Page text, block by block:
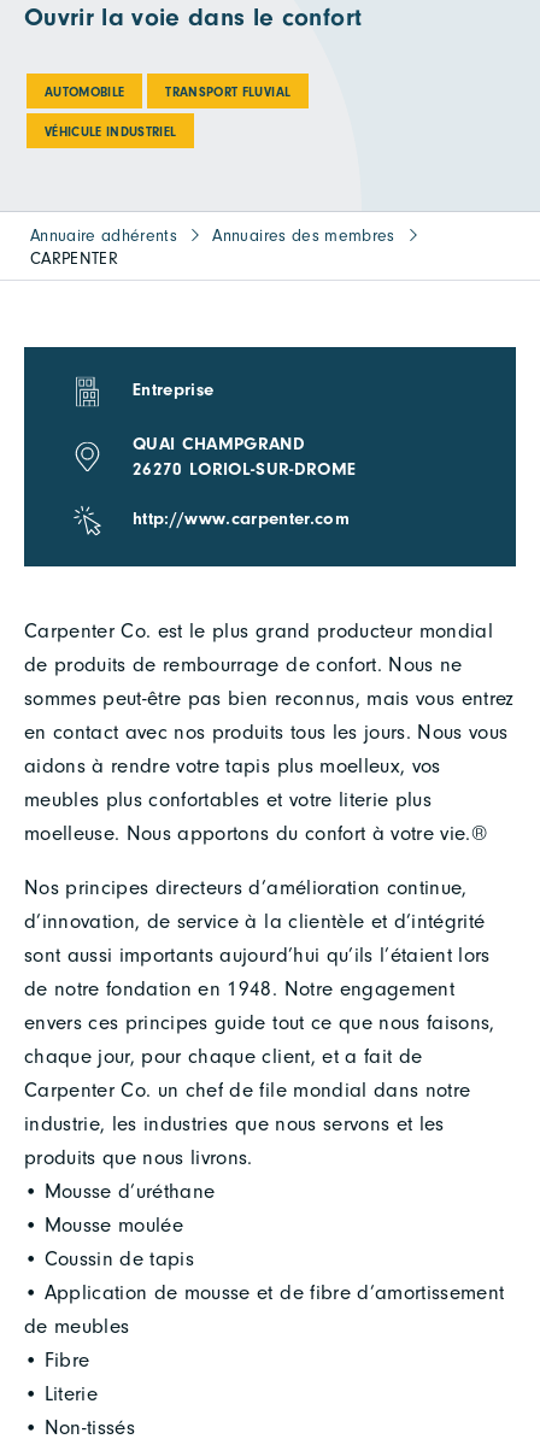
Ouvrir la voie dans le confort
AUTOMOBILE TRANSPORT FLUVIAL
VÉHICULE INDUSTRIEL
Annuaire adhérents
Annuaires des membres
CARPENTER
Carpenter Co. est le plus grand producteur mondial
de produits de rembourrage de confort. Nous ne
sommes peut-être pas bien reconnus, mais vous entrez
en contact avec nos produits tous les jours. Nous vous
aidons à rendre votre tapis plus moelleux, vos
meubles plus confortables et votre literie plus
moelleuse. Nous apportons du confort à votre vie.®
Nos principes directeurs d’amélioration continue,
d’innovation, de service à la clientèle et d’intégrité
sont aussi importants aujourd’hui qu’ils l’étaient lors
de notre fondation en 1948. Notre engagement
envers ces principes guide tout ce que nous faisons,
chaque jour, pour chaque client, et a fait de
Carpenter Co. un chef de file mondial dans notre
industrie, les industries que nous servons et les
produits que nous livrons.
• Mousse d’uréthane
• Mousse moulée
• Coussin de tapis
• Application de mousse et de fibre d’amortissement
de meubles
• Fibre
• Literie
• Non-tissés
Entreprise
QUAI CHAMPGRAND
26270 LORIOL-SUR-DROME
http://www.carpenter.com